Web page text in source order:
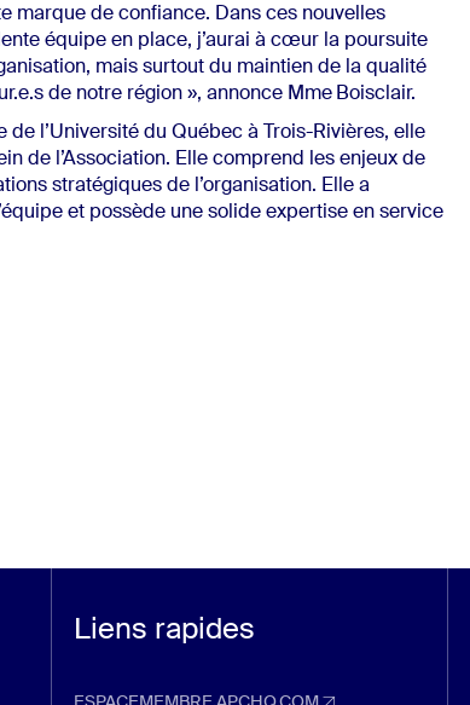
marque de confiance. Dans ces nouvelles
équipe en place, j’aurai à cœur la poursuite
mais surtout du maintien de la qualité
de notre région », annonce Mme Boisclair.
l’Université du Québec à Trois-Rivières, elle
de l’Association. Elle comprend les enjeux de
stratégiques de l’organisation. Elle a
et possède une solide expertise en service
Liens rapides